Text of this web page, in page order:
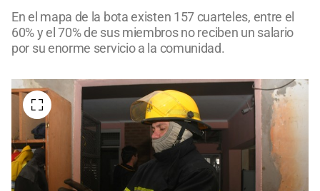
En el mapa de la bota existen 157 cuarteles, entre el
60% y el 70% de sus miembros no reciben un salario
por su enorme servicio a la comunidad.